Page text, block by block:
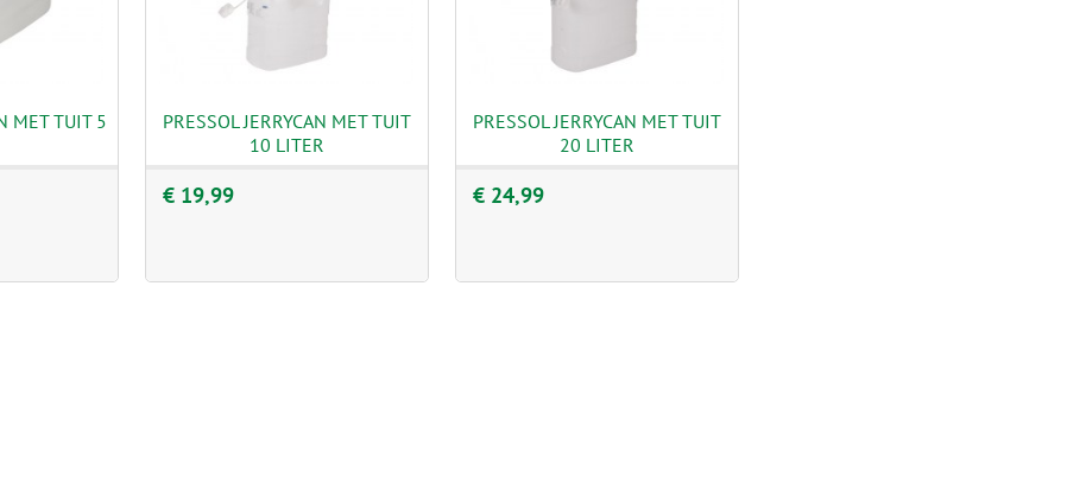
MET TUIT 5
PRESSOL JERRYCAN MET TUIT
10 LITER
€ 19,99
PRESSOL JERRYCAN MET TUIT
20 LITER
€ 24,99